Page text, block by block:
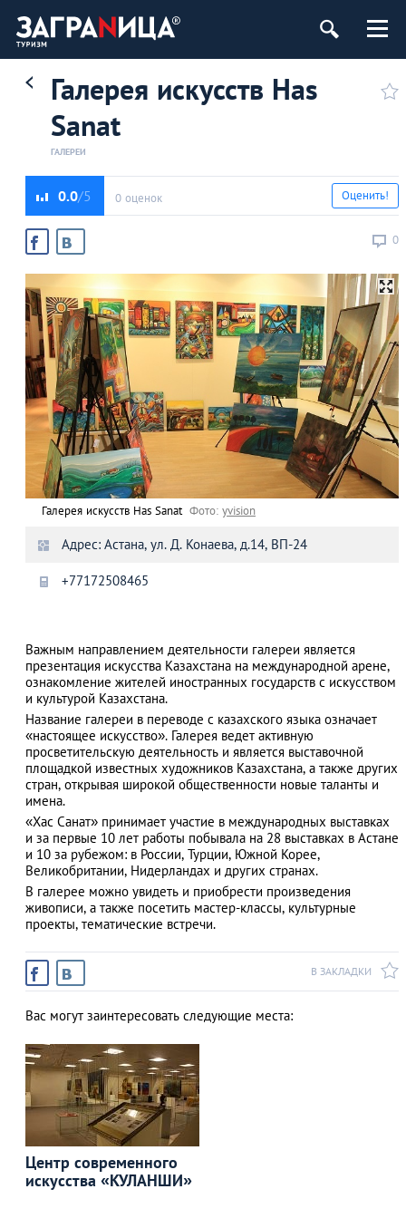
АЗАД
Галерея искусств Has
Sanat
ГАЛЕРЕИ
0.0 0 оценок
0
Оценить!
Галерея искусств Has Sanat Фото:yvision
Адрес: Астана, ул. Д. Конаева, д.14, ВП-24
+77172508465
Важным направлением деятельности галереи является
презентация искусства Казахстана на международной арене,
ознакомление жителей иностранных государств с искусством
и культурой Казахстана.
Название галереи в переводе с казахского языка означает
«настоящее искусство». Галерея ведет активную
просветительскую деятельность и является выставочной
площадкой известных художников Казахстана, а также других
стран, открывая широкой общественности новые таланты и
имена.
«Хас Санат» принимает участие в международных выставках
и за первые 10 лет работы побывала на 28 выставках в Астане
и 10 за рубежом: в России, Турции, Южной Корее,
Великобритании, Нидерландах и других странах.
В галерее можно увидеть и приобрести произведения
живописи, а также посетить мастер-классы, культурные
проекты, тематические встречи.
В ЗАКЛАДКИ
Вас могут заинтересовать следующие места:
Центр современного
искусства «КУЛАНШИ»